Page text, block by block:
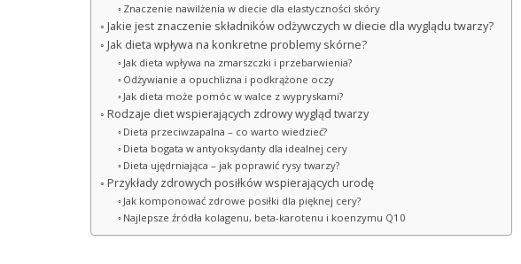
Znaczenie nawilżenia w diecie dla elastyczności skóry
Jakie jest znaczenie składników odżywczych w diecie dla wyglądu twarzy?
Jak dieta wpływa na konkretne problemy skórne?
Jak dieta wpływa na zmarszczki i przebarwienia?
Odżywianie a opuchlizna i podkrążone oczy
Jak dieta może pomóc w walce z wypryskami?
Rodzaje diet wspierających zdrowy wygląd twarzy
Dieta przeciwzapalna – co warto wiedzieć?
Dieta bogata w antyoksydanty dla idealnej cery
Dieta ujędrniająca – jak poprawić rysy twarzy?
Przykłady zdrowych posiłków wspierających urodę
Jak komponować zdrowe posiłki dla pięknej cery?
Najlepsze źródła kolagenu, beta-karotenu i koenzymu Q10